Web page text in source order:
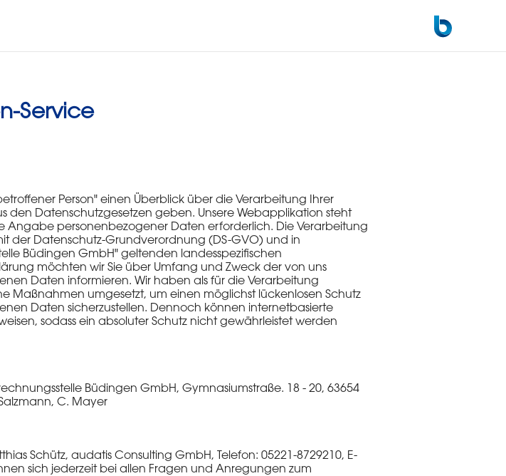
Service
Person" einen Überblick über die Verarbeitung Ihrer
Datenschutzgesetzen geben. Unsere Webapplikation steht
Angabe personenbezogener Daten erforderlich. Die Verarbeitung
der Datenschutz-Grundverordnung (DS-GVO) und in
Büdingen GmbH" geltenden landesspezifischen
möchten wir Sie über Umfang und Zweck der von uns
Daten informieren. Wir haben als für die Verarbeitung
Maßnahmen umgesetzt, um einen möglichst lückenlosen Schutz
Daten sicherzustellen. Dennoch können internetbasierte
sodass ein absoluter Schutz nicht gewährleistet werden
Büdingen GmbH, Gymnasiumstraße. 18 - 20, 63654
C. Mayer
Schütz, audatis Consulting GmbH, Telefon: 05221-8729210, E-
sich jederzeit bei allen Fragen und Anregungen zum